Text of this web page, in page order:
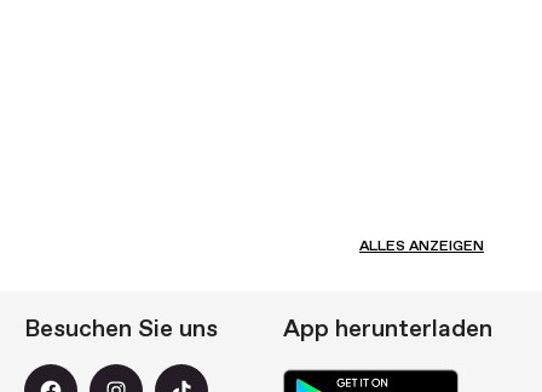
ALLES ANZEIGEN
Besuchen Sie uns App herunterladen